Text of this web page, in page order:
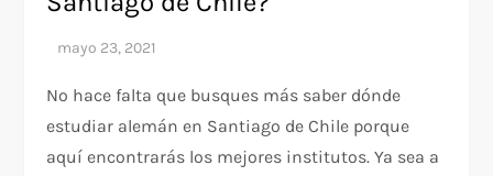
No hace falta que busques más saber dónde
estudiar alemán en Santiago de Chile porque
aquí encontrarás los mejores institutos. Ya sea a